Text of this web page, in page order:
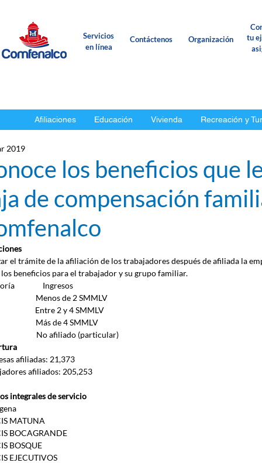
Servicios
en línea
Contáctenos Organización
tu
Afiliaciones Educación Vivienda Recreación y
los beneficios que
de compensación
2019
el trámite de la afiliación de los trabajadores después de afiliada la
beneficios para el trabajador y su grupo familiar.
Ingresos
Menos de 2 SMMLV
Entre 2 y 4 SMMLV
Más de 4 SMMLV
No afiliado (particular)
afiliadas: 21,373
afiliados: 205,253
integrales de servicio
MATUNA
BOCAGRANDE
BOSQUE
EJECUTIVOS